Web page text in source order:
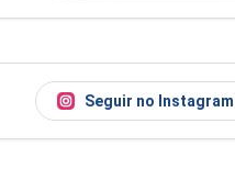
Seguir no Instagram